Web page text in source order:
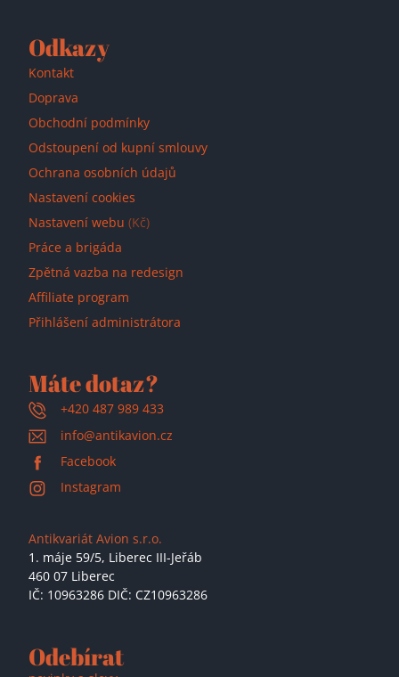
Odkazy
Kontakt
Doprava
Obchodní podmínky
Odstoupení od kupní smlouvy
Ochrana osobních údajů
Nastavení cookies
Nastavení webu (Kč)
Práce a brigáda
Zpětná vazba na redesign
Affiliate program
Přihlášení administrátora
Máte dotaz?
+420 487 989 433
info@antikavion.cz
Facebook
Instagram
Antikvariát Avion s.r.o.
1. máje 59/5, Liberec III-Jeřáb
460 07 Liberec
IČ: 10963286 DIČ: CZ10963286
Odebírat